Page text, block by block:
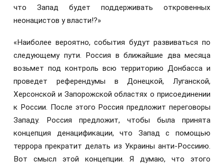
что Запад будет поддерживать откровенных
неонацистов у власти!?»
«Наиболее вероятно, события будут развиваться по
следующему пути. Россия в ближайшие два месяца
возьмет под контроль всю территорию Донбасса и
проведет референдумы в Донецкой, Луганской,
Херсонской и Запорожской областях о присоединении
к России. После этого Россия предложит переговоры
Западу. Россия предложит, чтобы была принята
концепция денацификации, что Запад с помощью
террора прекратит делать из Украины анти-Россиию.
Вот смысл этой концепции. Я думаю, что этого